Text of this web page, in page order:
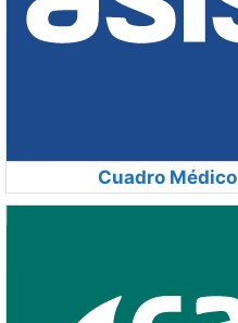
Cuadro